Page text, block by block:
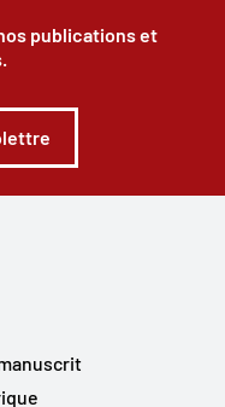
publications et